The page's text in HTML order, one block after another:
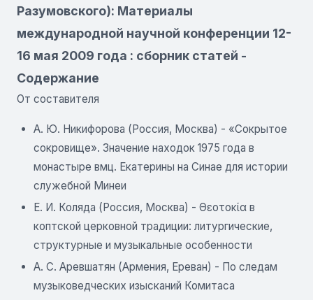
Разумовского): Материалы
международной научной конференции 12-
16 мая 2009 года : сборник статей -
Содержание
От составителя
А. Ю. Никифорова (Россия, Москва) - «Сокрытое
сокровище». Значение находок 1975 года в
монастыре вмц. Екатерины на Синае для истории
служебной Минеи
Е. И. Коляда (Россия, Москва) - Θεοτοκία в
коптской церковной традиции: литургические,
структурные и музыкальные особенности
А. С. Аревшатян (Армения, Ереван) - По следам
музыковедческих изысканий Комитаса